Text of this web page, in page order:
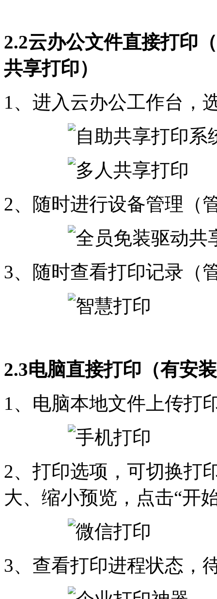
2.2云办公文件直接打印
共享打印）
1、进入云办公工作台，
2、随时进行设备管理（
3、随时查看打印记录（
2.3电脑直接打印（有安
1、电脑本地文件上传打
2、打印选项，可切换打
大、缩小预览，点击“开
3、查看打印进程状态，